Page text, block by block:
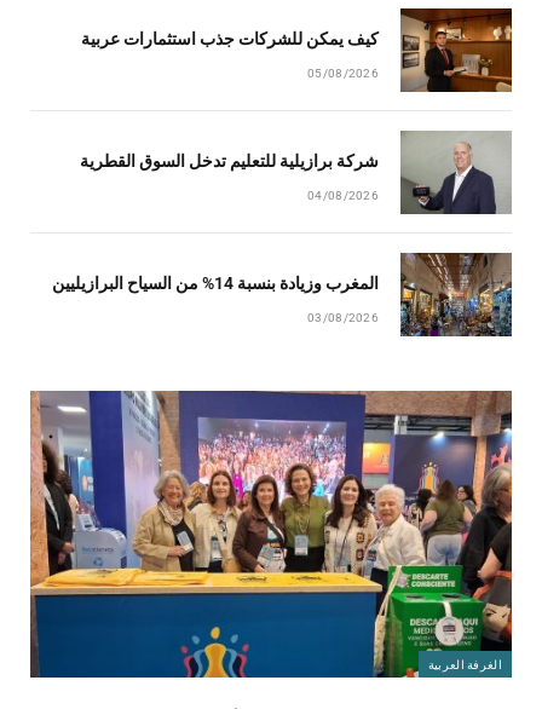
كيف يمكن للشركات جذب استثمارات عربية
05/08/2026
شركة برازيلية للتعليم تدخل السوق القطرية
04/08/2026
المغرب وزيادة بنسبة 14% من السياح البرازيليين
03/08/2026
الغرفة العربية